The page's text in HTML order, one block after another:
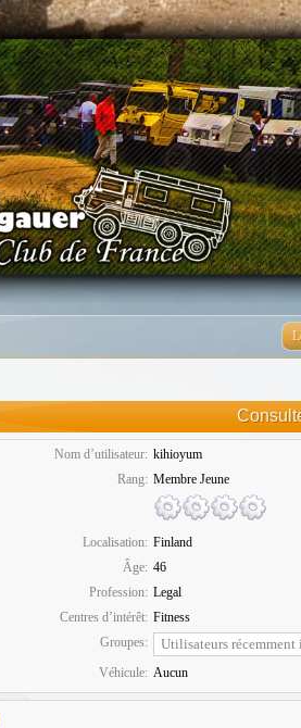
Nom d’utilisateur: kihioyum
Rang: Membre Jeune
Localisation: Finland
Âge: 46
Profession: Legal
Centres d’intérêt: Fitness
Groupes:
Véhicule: Aucun